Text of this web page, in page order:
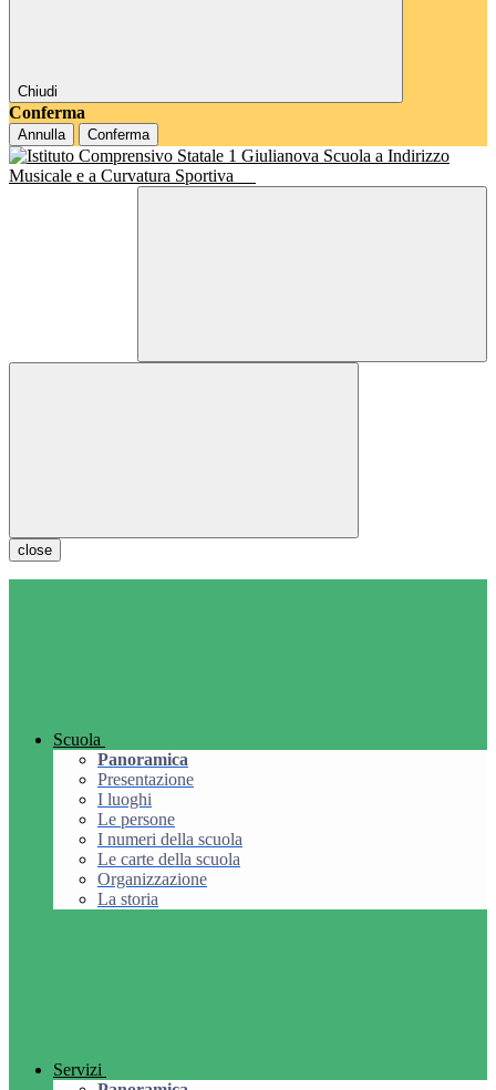
Chiudi
Conferma
Annulla Conferma
Scuola a Indirizzo
Musicale e a Curvatura Sportiva
close
Scuola
Panoramica
Presentazione
I luoghi
Le persone
I numeri della scuola
Le carte della scuola
Organizzazione
La storia
Servizi